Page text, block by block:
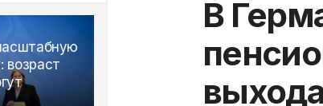
возраст
В